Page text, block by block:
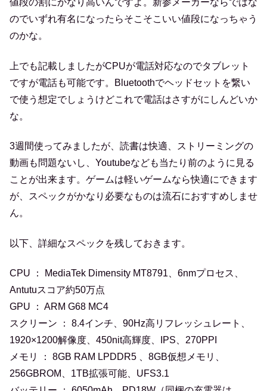
値段の割にかなり高いんですよ。新参メーカーならではな
のでいずれ有名になったらそこそこいい値段になっちゃう
のかな。
上でも記載しましたがCPUが電話対応なのでタブレット
ですが電話も可能です。Bluetoothでヘッドセットを繋い
で使う想定でしょうけどこれで電話はさすがにしんどいか
な。
3週間使ってみましたが、読書は快適、ストリーミングの
動画も問題ないし、Youtubeなども当たり前のように見る
ことが出来ます。ゲームは軽いゲームなら快適にできます
が、スペックがかなり必要なものは流石におすすめしませ
ん。
以下、詳細なスペックを残しておきます。
CPU ： MediaTek Dimensity MT8791、6nmプロセス、
Antutuスコア約50万点
GPU ： ARM G68 MC4
スクリーン ： 8.4インチ、90Hz高リフレッシュレート、
1920×1200解像度、450nit高輝度、IPS、270PPI
メモリ ： 8GB RAM LPDDR5 、8GB仮想メモリ、
256GBROM、1TB拡張可能、UFS3.1